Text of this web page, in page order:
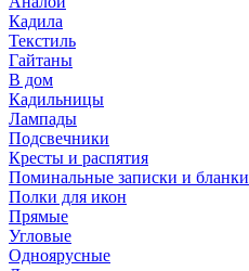
Кадила
Текстиль
Гайтаны
В дом
Кадильницы
Лампады
Подсвечники
Кресты и распятия
Поминальные записки и бланки
Полки для икон
Прямые
Угловые
Одноярусные